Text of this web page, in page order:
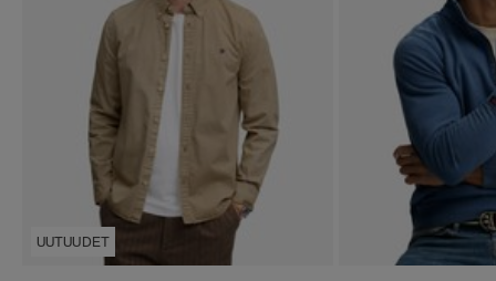
UUTUUDET